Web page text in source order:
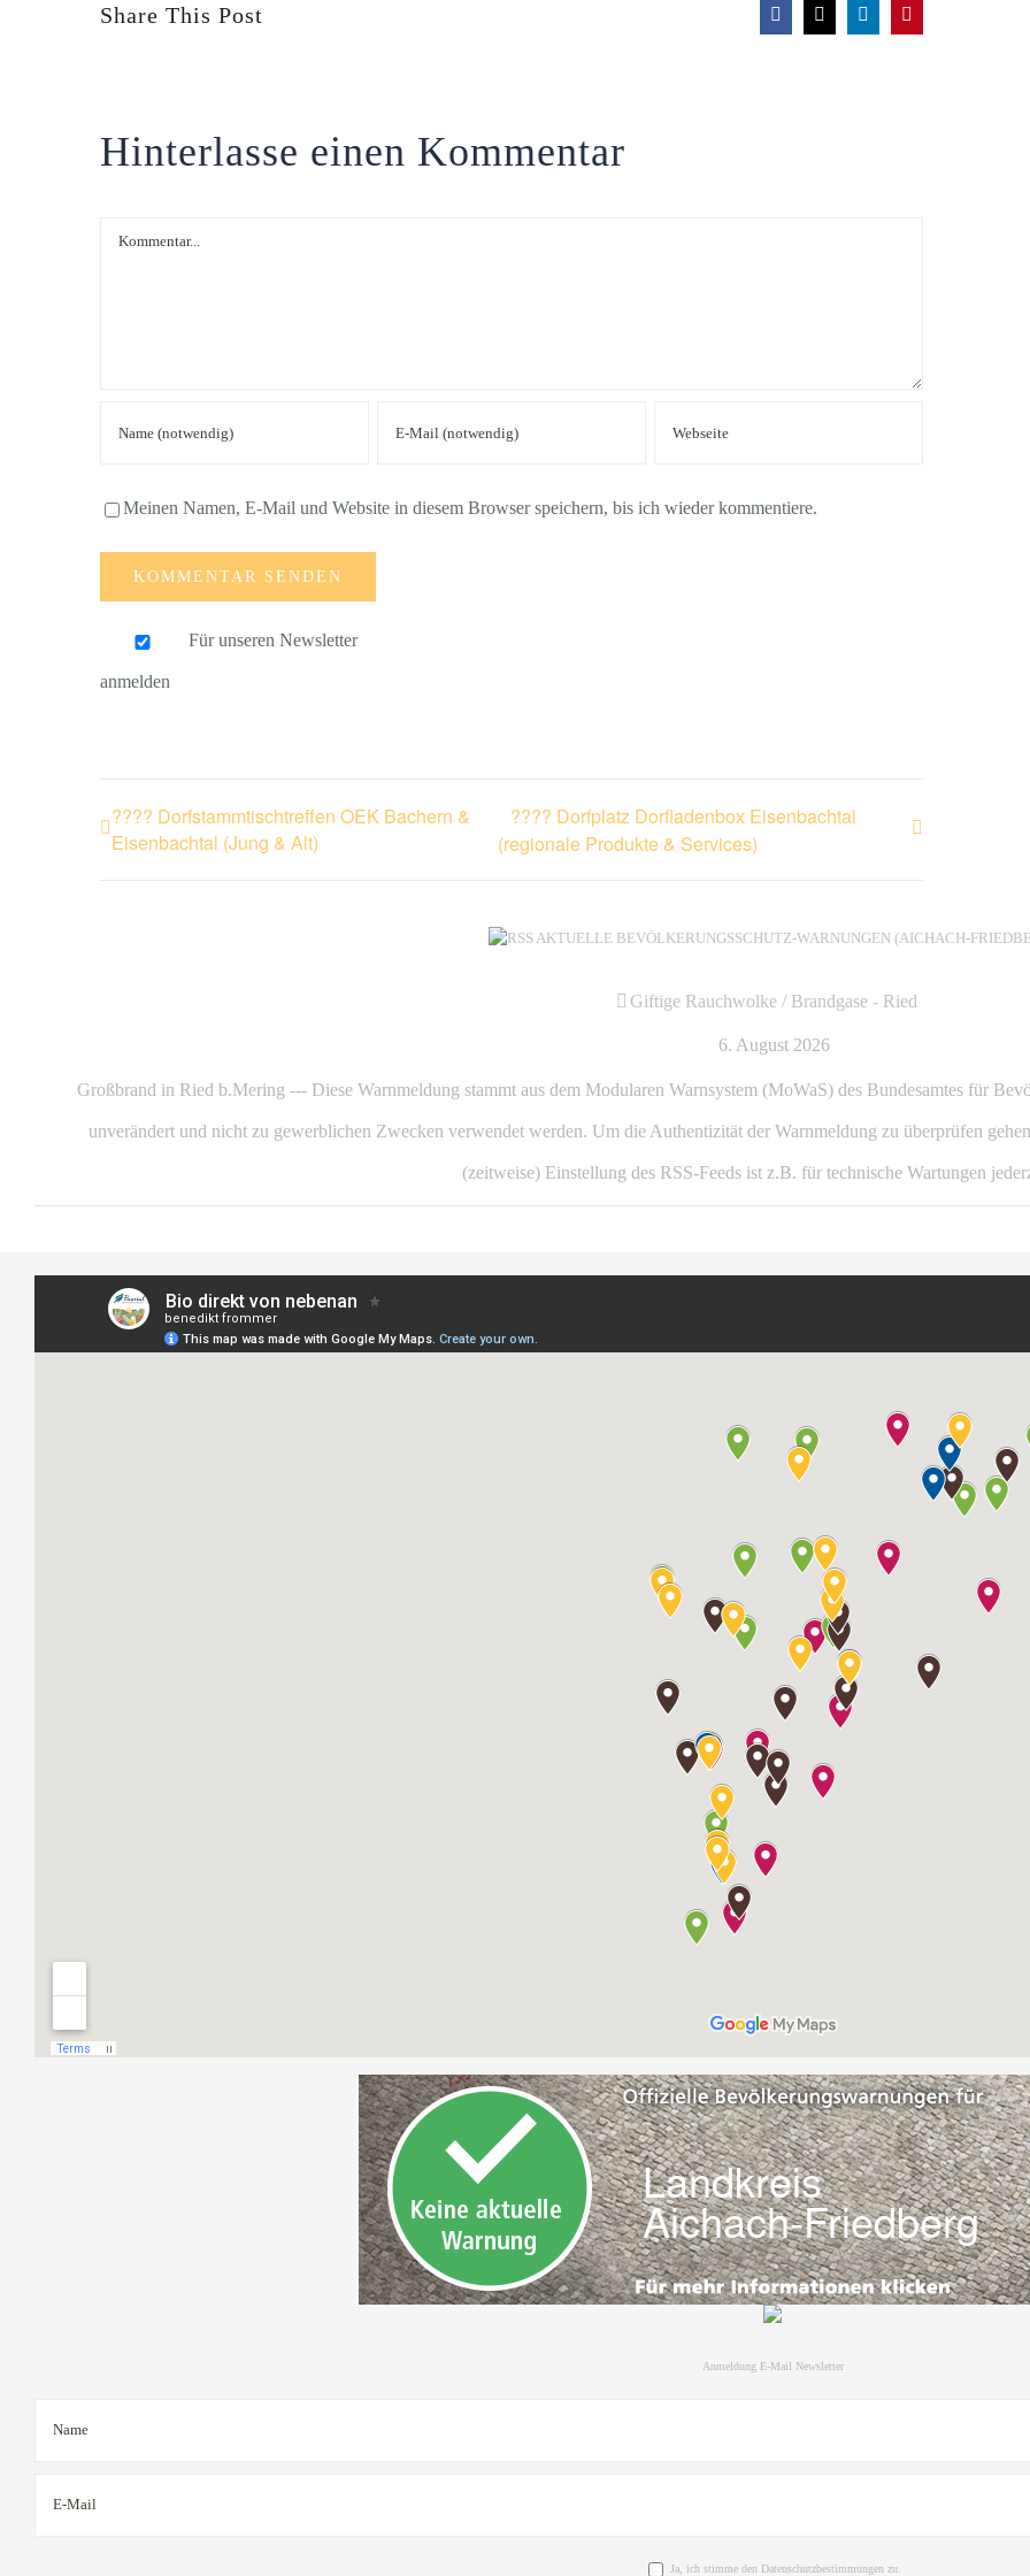
Share This Post Facebook
X LinkedInPinterest
Hinterlasse einen Kommentar
Kommentar
Meinen Namen, E-Mail und Website in diesem Browser speichern, bis ich wieder kommentiere.
Für unseren Newsletter
anmelden
???? Dorfstammtischtreffen OEK Bachern &
Eisenbachtal (Jung & Alt)
???? Dorfplatz Dorfladenbox Eisenbachtal
(regionale Produkte & Services)
AKTUELLE BEVÖLKERUNGSSCHUTZ-WARNUNGEN (AICHACH-
Giftige Rauchwolke / Brandgase - Ried
6. August 2026
Großbrand in Ried b.Mering --- Diese Warnmeldung stammt aus dem Modularen Warnsystem (MoWaS) des Bundesamtes für
unverändert und nicht zu gewerblichen Zwecken verwendet werden. Um die Authentizität der Warnmeldung zu überprüfen
(zeitweise) Einstellung des RSS-Feeds ist z.B. für technische Wartungen
Anmeldung E-Mail Newsletter
Ja, ich stimme den Datenschutzbestimmungen zu.